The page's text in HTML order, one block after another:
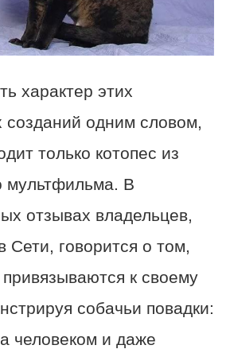
характер этих
созданий одним словом,
только котопес из
мультфильма. В
отзывах владельцев,
Сети, говорится о том,
к своему
собачьи повадки:
человеком и даже